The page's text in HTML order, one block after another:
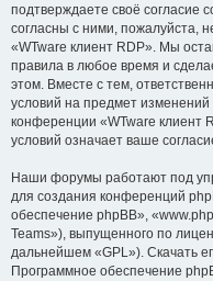
подтверждаете своё согласие
согласны с ними, пожалуйста,
«WTware клиент RDP». Мы
правила в любое время и
этом. Вместе с тем,
условий на предмет изменений
конференции «WTware клиент
условий означает ваше
Наши форумы работают под
для создания конференций
обеспечение phpBB»,
Teams»), выпущенного по
дальнейшем «GPL»). Скачать
Программное обеспечение